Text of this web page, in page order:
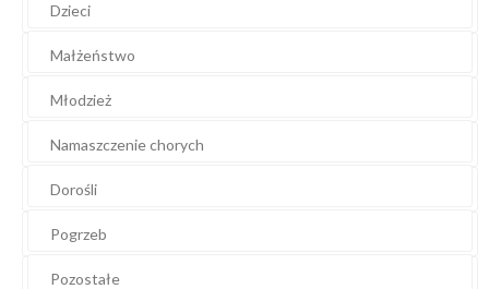
Dzieci
Małżeństwo
Młodzież
Namaszczenie chorych
Dorośli
Pogrzeb
Pozostałe